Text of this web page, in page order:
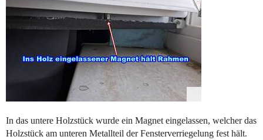
In das untere Holzstück wurde ein Magnet eingelassen, welcher das
Holzstück am unteren Metallteil der Fensterverriegelung fest hält.